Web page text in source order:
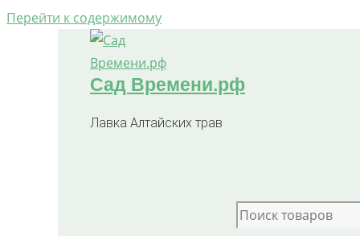
Перейти к содержимому
Сад Времени.рф
Лавка Алтайских трав